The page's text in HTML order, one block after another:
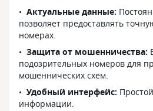
Актуальные данные:
позволяет предоставлять
номерах.
Защита от мошенничества:
подозрительных номеров для
мошеннических схем.
Удобный интерфейс:
информации.